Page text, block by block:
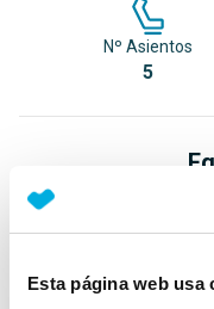
Esta página web usa
Nº Asientos
5
Detalles
2026.